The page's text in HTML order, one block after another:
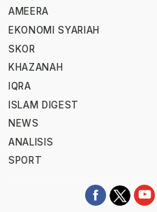
AMEERA
EKONOMI SYARIAH
SKOR
KHAZANAH
IQRA
ISLAM DIGEST
NEWS
ANALISIS
SPORT